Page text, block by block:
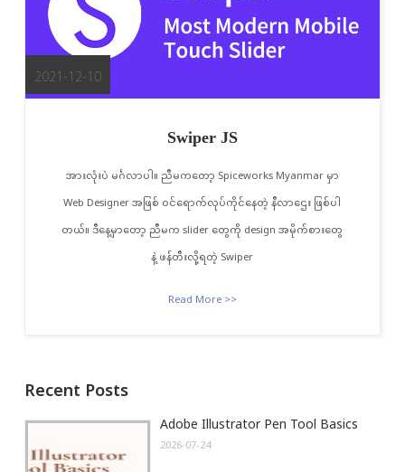
2021-12-10
Swiper JS
အားလုံးပဲ မင်္ဂလာပါ။ ညီမကတော့ Spiceworks Myanmar မှာ
Web Designer အဖြစ် ဝင်ရောက်လုပ်ကိုင်နေတဲ့ နီလာဌေး ဖြစ်ပါ
တယ်။ ဒီနေ့မှာတော့ ညီမက slider တွေကို design အမိုက်စားတွေ
နဲ့ ဖန်တီးလို့ရတဲ့ Swiper
Read More >>
Recent Posts
Adobe Illustrator Pen Tool Basics
2026-07-24